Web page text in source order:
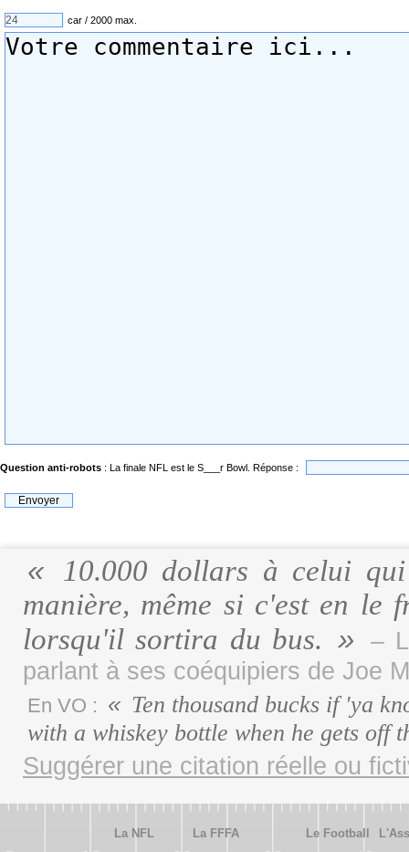
car / 2000 max.
Question anti-robots : La finale NFL est le S___r Bowl. Réponse :
10.000 dollars à celui
manière, même si c'est en le
lorsqu'il sortira du bus.
–
parlant à ses coéquipiers de Joe
En VO :
Ten thousand bucks if 'ya
with a whiskey bottle when he gets off
Suggérer une citation réelle ou
La NFL
La FFFA
Le Football